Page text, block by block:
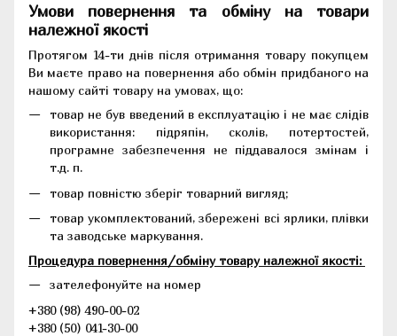
Умови повернення та обміну на товари
належної якості
Протягом 14-ти днів після отримання товару покупцем
Ви маєте право на повернення або обмін придбаного на
нашому сайті товару на умовах, що:
товар не був введений в експлуатацію і не має слідів
використання: підряпін, сколів, потертостей,
програмне забезпечення не піддавалося змінам і
т.д. п.
товар повністю зберіг товарний вигляд;
товар укомплектований, збережені всі ярлики, плівки
та заводське маркування.
Процедура повернення/обміну товару належної якості:
зателефонуйте на номер
+380 (98) 490-00-02
+380 (50) 041-30-00